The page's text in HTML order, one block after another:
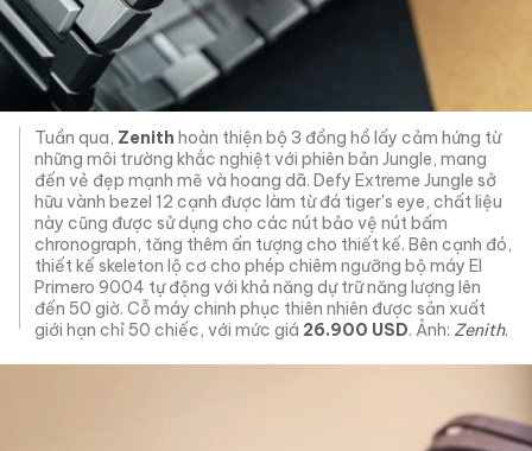
Tuần qua, Zenith hoàn thiện bộ 3 đồng hồ lấy cảm hứng từ
những môi trường khắc nghiệt với phiên bản Jungle, mang
đến vẻ đẹp mạnh mẽ và hoang dã. Defy Extreme Jungle sở
hữu vành bezel 12 cạnh được làm từ đá tiger's eye, chất liệu
này cũng được sử dụng cho các nút bảo vệ nút bấm
chronograph, tăng thêm ấn tượng cho thiết kế. Bên cạnh đó,
thiết kế skeleton lộ cơ cho phép chiêm ngưỡng bộ máy El
Primero 9004 tự động với khả năng dự trữ năng lượng lên
đến 50 giờ. Cỗ máy chinh phục thiên nhiên được sản xuất
giới hạn chỉ 50 chiếc, với mức giá 26.900 USD. Ảnh: Zenith.